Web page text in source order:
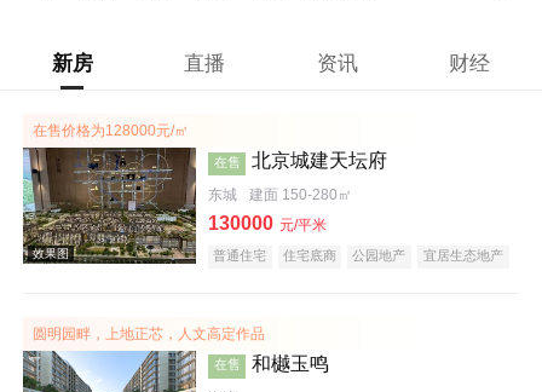
新房 直播 资讯 财经
在售价格为128000元/㎡
在售 北京城建天坛府
东城 建面 150-280㎡
130000 元/平米
普通住宅 住宅底商 公园地产 宜居生态地产
圆明园畔，上地正芯，人文高定作品
在售 和樾玉鸣